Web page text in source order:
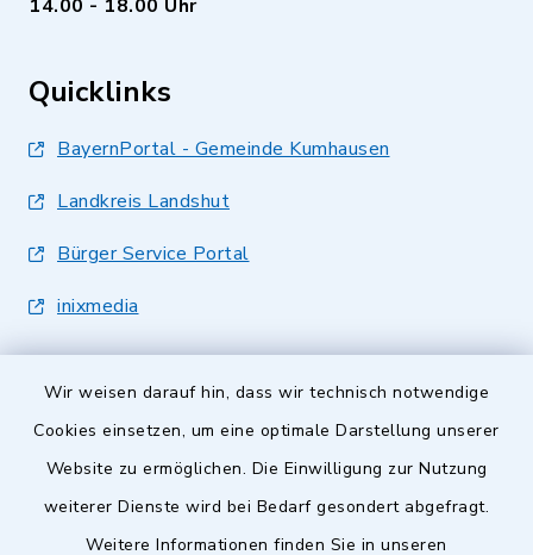
Wir weisen darauf hin, dass wir technisch notwendige
Cookies einsetzen, um eine optimale Darstellung unserer
Website zu ermöglichen. Die Einwilligung zur Nutzung
weiterer Dienste wird bei Bedarf gesondert abgefragt.
Weitere Informationen finden Sie in unseren
14.00 - 18.00 Uhr
Quicklinks
BayernPortal - Gemeinde Kumhausen
Landkreis Landshut
Bürger Service Portal
inixmedia
Kontakt
Barrierefreiheit